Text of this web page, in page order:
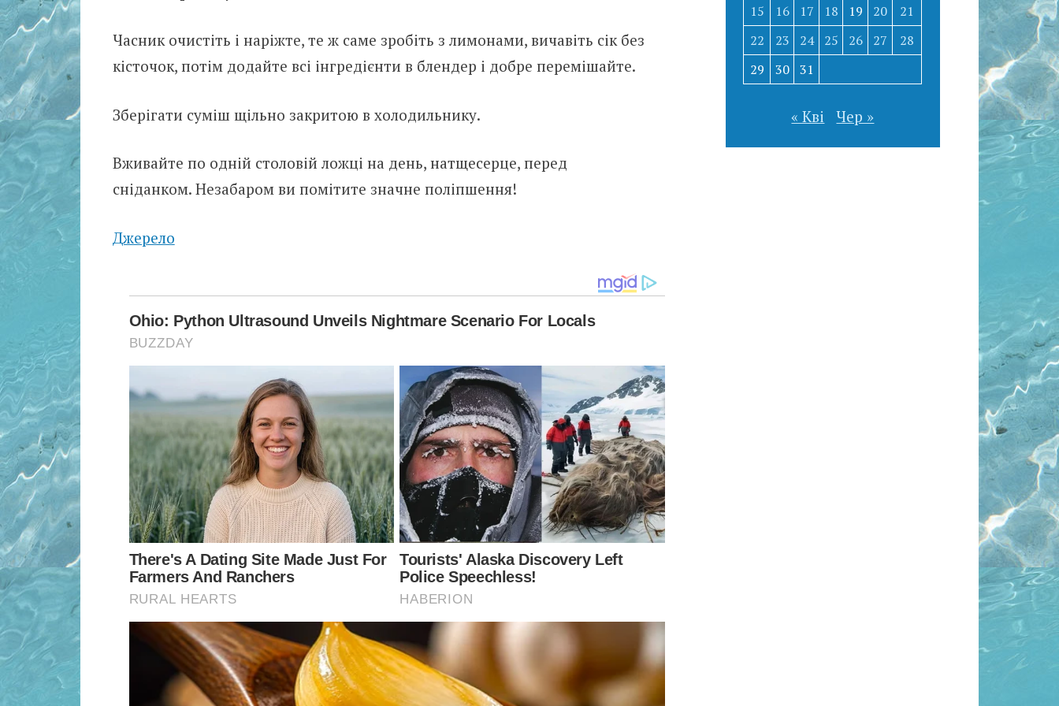
Часник очистіть і наріжте, те ж саме зробіть з лимонами, вичавіть сік без
кісточок, потім додайте всі інгредієнти в блендер і добре перемішайте.
Зберігати суміш щільно закритою в холодильнику.
Вживайте по одній столовій ложці на день, натщесерце, перед
сніданком. Незабаром ви помітите значне поліпшення!
Джерело
15 16 17 18 19 20
21
22
23 24 25 26 27
28
29
30 31
« Кві Чер »